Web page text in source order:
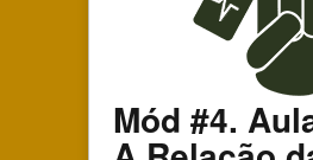
Mód #4.